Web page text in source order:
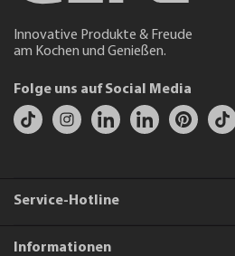
Innovative Produkte & Freude
am Kochen und Genießen.
Folge uns auf Social Media
Service-Hotline
Informationen